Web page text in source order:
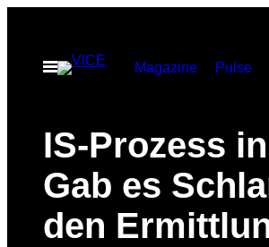
contentOpen
Menu
Magazine Pulse
IS-Prozess
Gab es
den